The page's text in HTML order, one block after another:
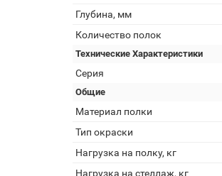
Глубина, мм
Количество полок
Технические Характеристики
Серия
Общие
Материал полки
Тип окраски
Нагрузка на полку, кг
Нагрузка на стеллаж, кг